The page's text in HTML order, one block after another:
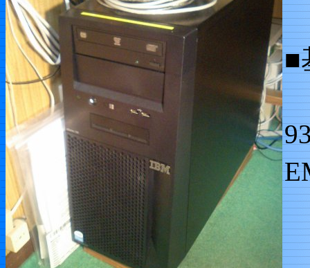
■